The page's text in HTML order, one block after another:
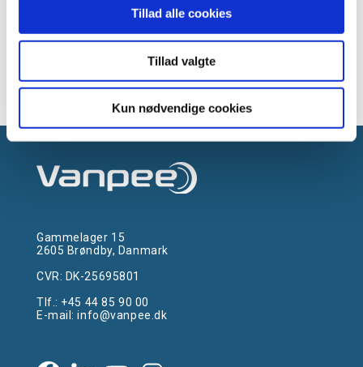
Tillad alle cookies
Tillad valgte
Kun nødvendige cookies
Gammelager 15
2605 Brøndby, Danmark
CVR: DK-25695801
Tlf.: +45 44 85 90 00
E-mail:info@vanpee.dk